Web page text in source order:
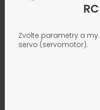
Zvolte parametry a
servo (servomotor).